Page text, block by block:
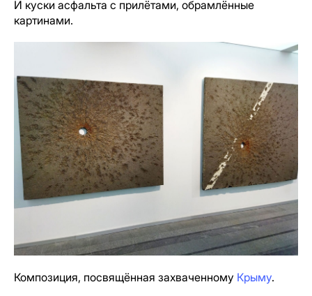
И куски асфальта с прилётами, обрамлённые
картинами.
Композиция, посвящённая захваченному Крыму.